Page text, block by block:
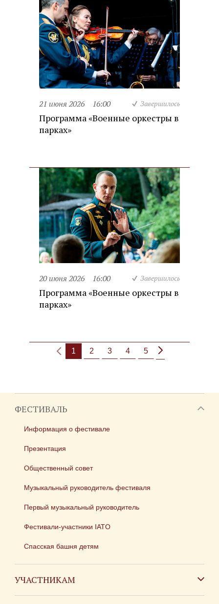
21 июня 2026 16:00 Завершилось
Программа «Военные оркестры в
парках»
20 июня 2026 16:00 Завершилось
Программа «Военные оркестры в
парках»
1 2 3 4 5
ФЕСТИВАЛЬ
Информация о фестивале
Презентация
Общественный совет
Музыкальный руководитель фестиваля
Первый музыкальный руководитель
Фестивали-участники IATO
Спасская башня детям
УЧАСТНИКАМ